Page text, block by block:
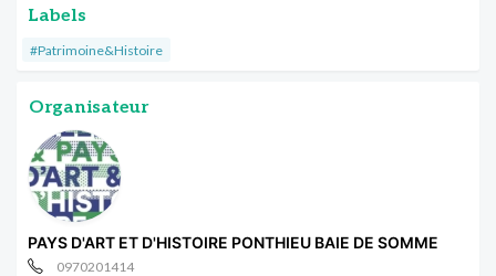
Labels
#Patrimoine&Histoire
Organisateur
PAYS D'ART ET D'HISTOIRE PONTHIEU BAIE DE SOMME
0970201414